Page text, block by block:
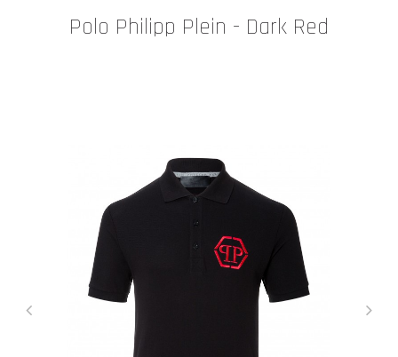
Polo Philipp Plein - Dark Red